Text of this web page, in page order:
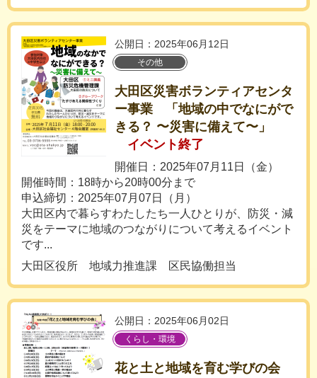
公開日：2025年06月12日
その他
大田区災害ボランティアセンタ
ー事業 「地域の中でなにがで
きる？ 〜災害に備えて〜」
イベント終了
開催日：2025年07月11日（金）
開催時間：18時から20時00分まで
申込締切：2025年07月07日（月）
大田区内で暮らすわたしたち一人ひとりが、防災・減
災をテーマに地域のつながりについて考えるイベント
です...
大田区役所 地域力推進課 区民協働担当
公開日：2025年06月02日
くらし・環境
花と土と地域を育む学びの会